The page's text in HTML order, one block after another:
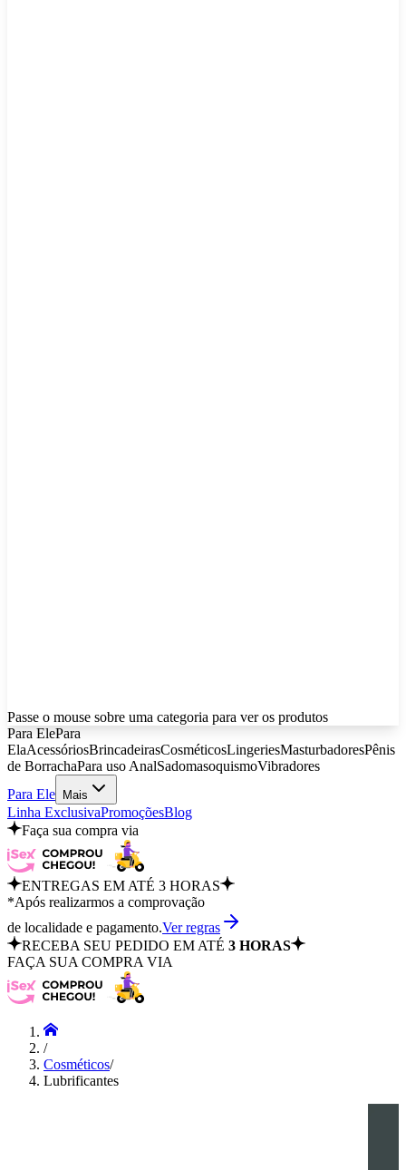
Passe o mouse sobre uma categoria para ver os produtos
Para ElePara
ElaAcessóriosBrincadeirasCosméticosLingeriesMasturbadoresPênis
de BorrachaPara uso AnalSadomasoquismoVibradores
Para Ele
Mais
Linha ExclusivaPromoçõesBlog
Faça sua compra via
ENTREGAS EM ATÉ 3 HORAS
*Após realizarmos a comprovação
de localidade e pagamento.Ver regras
RECEBA SEU PEDIDO EM ATÉ 3 HORAS
FAÇA SUA COMPRA VIA
/
Cosméticos/
Lubrificantes